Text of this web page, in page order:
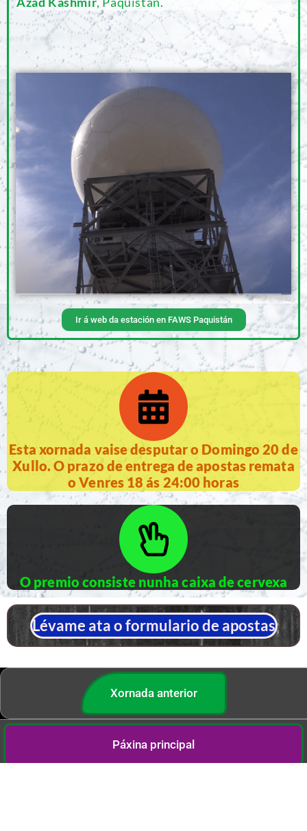
Ir á web da estación en FAWS Paquistán
Esta xornada vaise desputar o Domingo 20 de
Xullo. O prazo de entrega de apostas remata
o Venres 18 ás 24:00 horas
O premio consiste nunha caixa de cervexa
Lévame ata o formulario de apostas
Xornada anterior
Páxina principal